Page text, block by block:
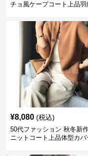
チョ風ケープコート上品羽
¥8,080 (税込)
50代ファッション 秋冬新
ニットコート上品体型カバ